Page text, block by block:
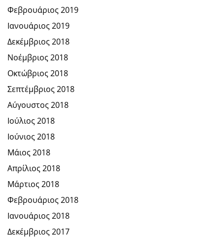
Φεβρουάριος 2019
Ιανουάριος 2019
Δεκέμβριος 2018
Νοέμβριος 2018
Οκτώβριος 2018
Σεπτέμβριος 2018
Αύγουστος 2018
Ιούλιος 2018
Ιούνιος 2018
Μάιος 2018
Απρίλιος 2018
Μάρτιος 2018
Φεβρουάριος 2018
Ιανουάριος 2018
Δεκέμβριος 2017